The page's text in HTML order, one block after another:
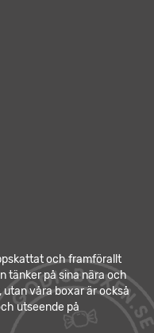
och framförallt
tänker på sina nära och
utan våra boxar är också
utseende på